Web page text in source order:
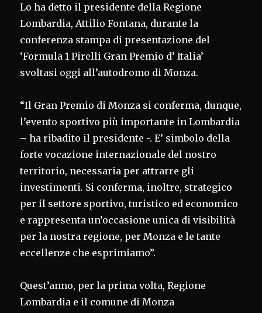
Lo ha detto il presidente della Regione
Lombardia, Attilio Fontana, durante la
conferenza stampa di presentazione del
‘Formula 1 Pirelli Gran Premio d’ Italia’
svoltasi oggi all’autodromo di Monza.
“Il Gran Premio di Monza si conferma, dunque,
l’evento sportivo più importante in Lombardia
– ha ribadito il presidente -. E’ simbolo della
forte vocazione internazionale del nostro
territorio, necessaria per attrarre gli
investimenti. Si conferma, inoltre, strategico
per il settore sportivo, turistico ed economico
e rappresenta un’occasione unica di visibilità
per la nostra regione, per Monza e le tante
eccellenze che esprimiamo”.
Quest’anno, per la prima volta, Regione
Lombardia e il comune di Monza